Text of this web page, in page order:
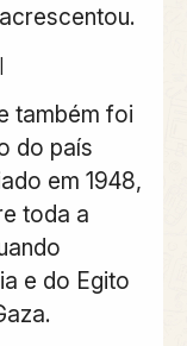
também foi
do país
em 1948,
toda a
e do Egito